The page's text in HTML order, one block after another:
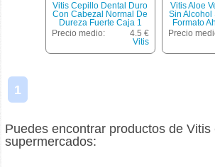
Vitis Cepillo Dental Duro
Con Cabezal Normal De
Dureza Fuerte Caja 1
Unidad + Regalo Pasta
Precio medio:
4.5 €
Vitis
Vitis Aloe
Sin Alcohol
Formato
750 Ml
Precio
1
Puedes encontrar productos de Vitis
supermercados: